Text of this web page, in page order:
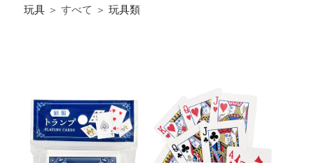
玩具＞ すべて ＞ 玩具類